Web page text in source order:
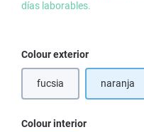
días laborables.
Seleccione
Colour exterior
fucsia naranja
Seleccione
Colour interior